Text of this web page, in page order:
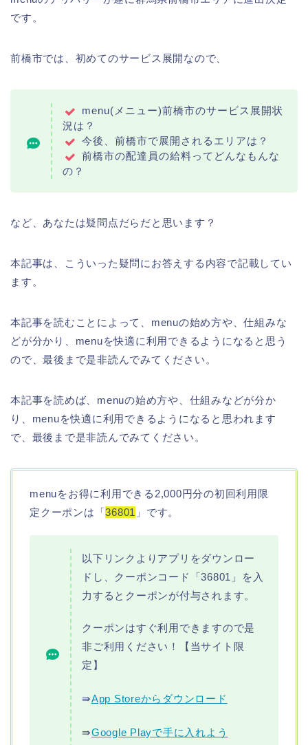
です。
前橋市では、初めてのサービス展開なので、
menu(メニュー)前橋市のサービス展開状
況は？
今後、前橋市で展開されるエリアは？
前橋市の配達員の給料ってどんなもんな
の？
など、あなたは疑問点だらだと思います？
本記事は、こういった疑問にお答えする内容で記載してい
ます。
本記事を読むことによって、menuの始め方や、仕組みな
どが分かり、menuを快適に利用できるようになると思う
ので、最後まで是非読んでみてください。
本記事を読めば、menuの始め方や、仕組みなどが分か
り、menuを快適に利用できるようになると思われます
で、最後まで是非読んでみてください。
menuをお得に利用できる2,000円分の初回利用限
定クーポンは「36801 」です。
以下リンクよりアプリをダウンロー
ドし、クーポンコード「36801」を入
力するとクーポンが付与されます。
クーポンはすぐ利用できますので是
非ご利用ください！【当サイト限
定】
⇛App Storeからダウンロード
⇛Google Playで手に入れよう